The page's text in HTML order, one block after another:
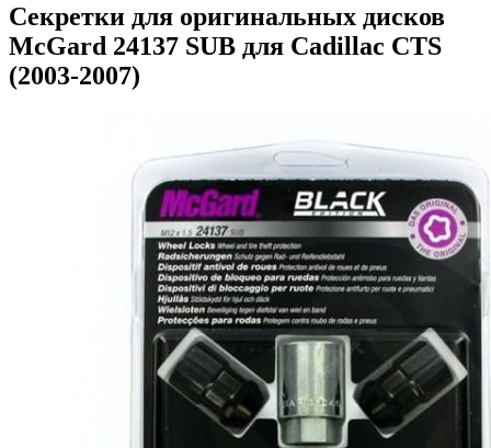
Секретки для оригинальных дисков
McGard 24137 SUB для Cadillac CTS
(2003-2007)